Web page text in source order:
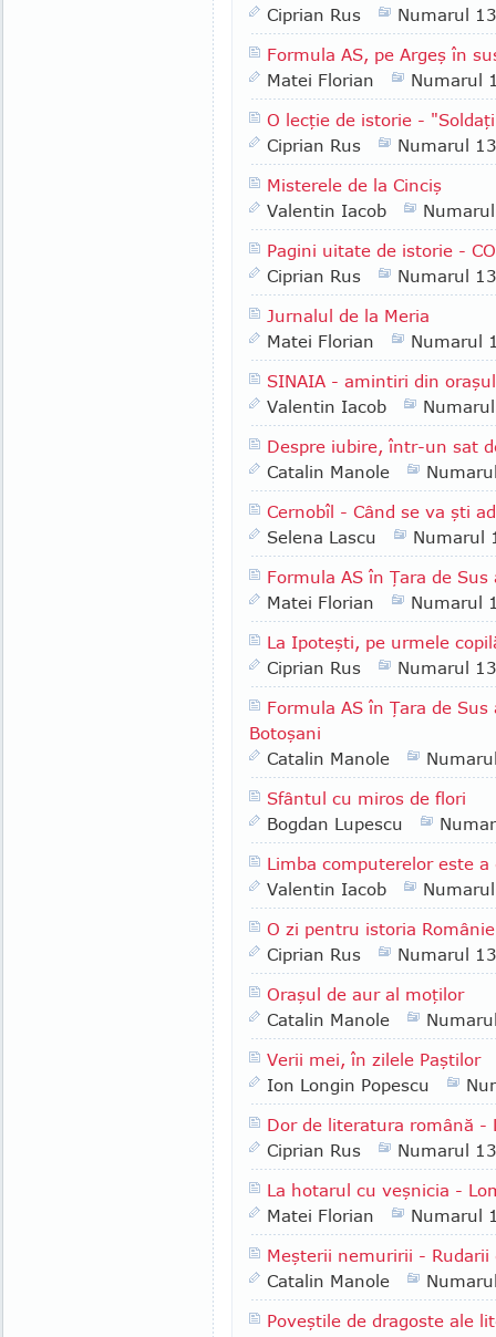
Ciprian Rus
Numarul
Formula AS, pe Argeş în
Matei Florian
Numarul
O lecţie de istorie -
Ciprian Rus
Numarul
Misterele de la Cinciş
Valentin Iacob
Pagini uitate de istorie -
Ciprian Rus
Numarul
Jurnalul de la Meria
Matei Florian
Numarul
SINAIA - amintiri din
Valentin Iacob
Despre iubire, într-un sat
Catalin Manole
Cernobîl - Când se va şti
Selena Lascu
Numarul
Formula AS în Ţara de
Matei Florian
Numarul
La Ipoteşti, pe urmele
Ciprian Rus
Numarul
Formula AS în Ţara de
Botoşani
Catalin Manole
Sfântul cu miros de flori
Bogdan Lupescu
Limba computerelor este
Valentin Iacob
O zi pentru istoria
Ciprian Rus
Numarul
Oraşul de aur al moţilor
Catalin Manole
Verii mei, în zilele Paştilor
Ion Longin Popescu
Dor de literatura română -
Ciprian Rus
Numarul
La hotarul cu veşnicia -
Matei Florian
Numarul
Meşterii nemuririi - Rudarii
Catalin Manole
Poveştile de dragoste ale